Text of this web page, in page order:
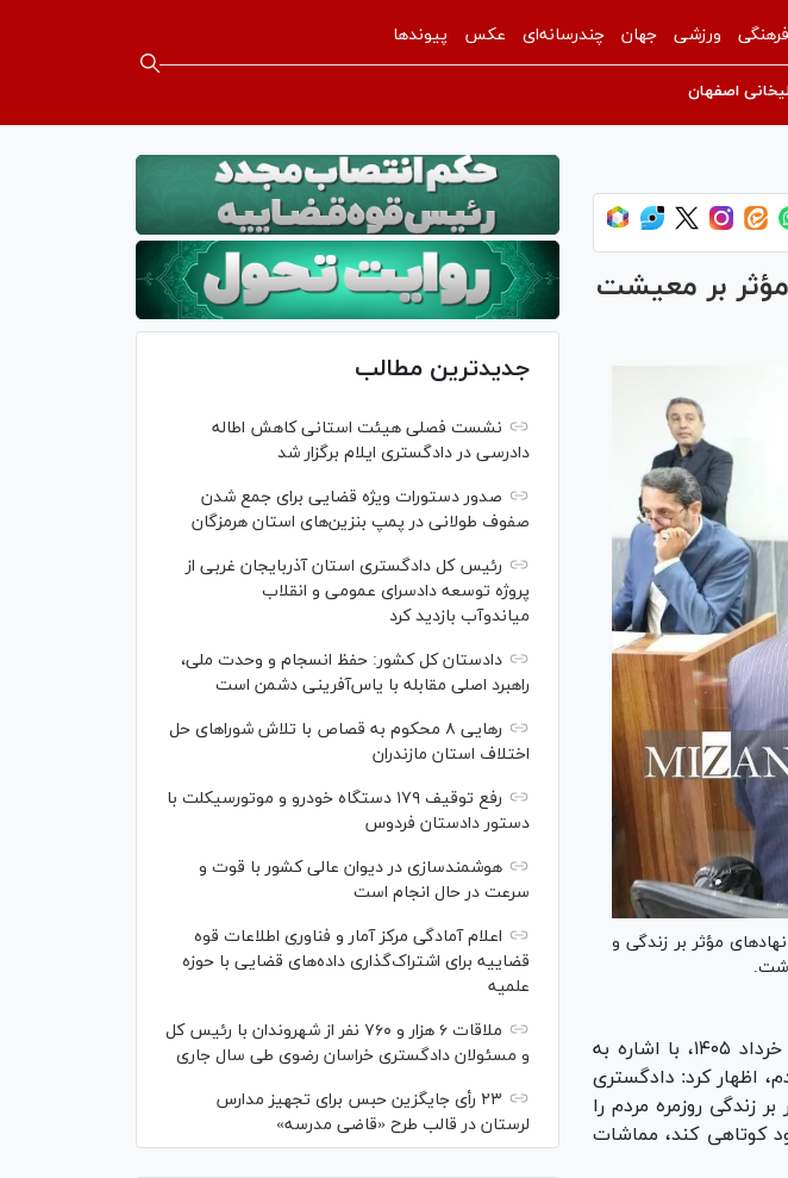
فرهنگی ورزشی جهان چندرسانه‌ای عکس پیوندها
اصفهان
بر معیشت
مؤثر بر زندگی و
موسی خلیل الهی، در حاشیه دیدار مردمی هفتگی روز سه‌شنبه ۵ خرداد ۱۴۰۵، با اشاره به
اظهار کرد: دادگستری
زندگی روزمره مردم را
کوتاهی کند، مماشات
جدیدترین مطالب
نشست فصلی هیئت استانی کاهش اطاله
دادرسی در دادگستری ایلام برگزار شد
صدور دستورات ویژه قضایی برای جمع شدن
صفوف طولانی در پمپ بنزین‌های استان هرمزگان
رئیس کل دادگستری استان آذربایجان غربی از
پروژه توسعه دادسرای عمومی و انقلاب
میاندوآب بازدید کرد
دادستان کل کشور: حفظ انسجام و وحدت ملی،
راهبرد اصلی مقابله با یاس‌آفرینی دشمن است
رهایی ۸ محکوم به قصاص با تلاش شورا‌های حل
اختلاف استان مازندران
رفع توقیف ۱۷۹ دستگاه خودرو و موتورسیکلت با
دستور دادستان فردوس
هوشمندسازی در دیوان عالی کشور با قوت و
سرعت در حال انجام است
اعلام آمادگی مرکز آمار و فناوری اطلاعات قوه
قضاییه برای اشتراک‌گذاری داده‌های قضایی با حوزه
علمیه
ملاقات ۶ هزار و ۷۶۰ نفر از شهروندان با رئیس کل
و مسئولان دادگستری خراسان رضوی طی سال جاری
۲۳ رأی جایگزین حبس برای تجهیز مدارس
لرستان در قالب طرح «قاضی مدرسه»